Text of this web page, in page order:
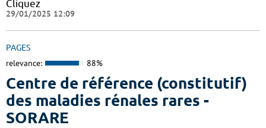
Cliquez
29/01/2025 12:09
PAGES
relevance: 88%
Centre de référence (constitutif)
des maladies rénales rares -
SORARE